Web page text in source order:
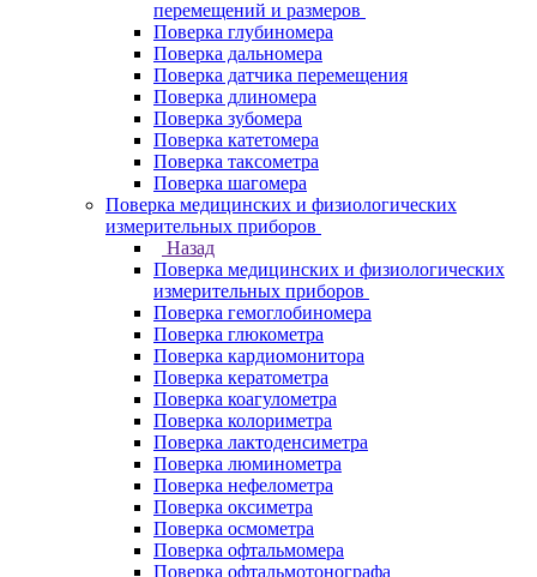
перемещений и размеров
Поверка глубиномера
Поверка дальномера
Поверка датчика перемещения
Поверка длиномера
Поверка зубомера
Поверка катетомера
Поверка таксометра
Поверка шагомера
Поверка медицинских и физиологических
измерительных приборов
Назад
Поверка медицинских и физиологических
измерительных приборов
Поверка гемоглобиномера
Поверка глюкометра
Поверка кардиомонитора
Поверка кератометра
Поверка коагулометра
Поверка колориметра
Поверка лактоденсиметра
Поверка люминометра
Поверка нефелометра
Поверка оксиметра
Поверка осмометра
Поверка офтальмомера
Поверка офтальмотонографа